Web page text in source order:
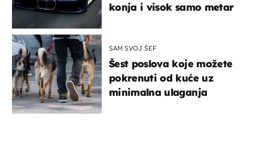
konja i visok samo metar
SAM SVOJ ŠEF
Šest poslova koje možete
pokrenuti od kuće uz
minimalna ulaganja